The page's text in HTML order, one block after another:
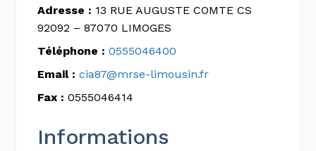
Adresse : 13 RUE AUGUSTE COMTE CS
92092 – 87070 LIMOGES
Téléphone : 0555046400
Email : cia87@mrse-limousin.fr
Fax : 0555046414
Informations